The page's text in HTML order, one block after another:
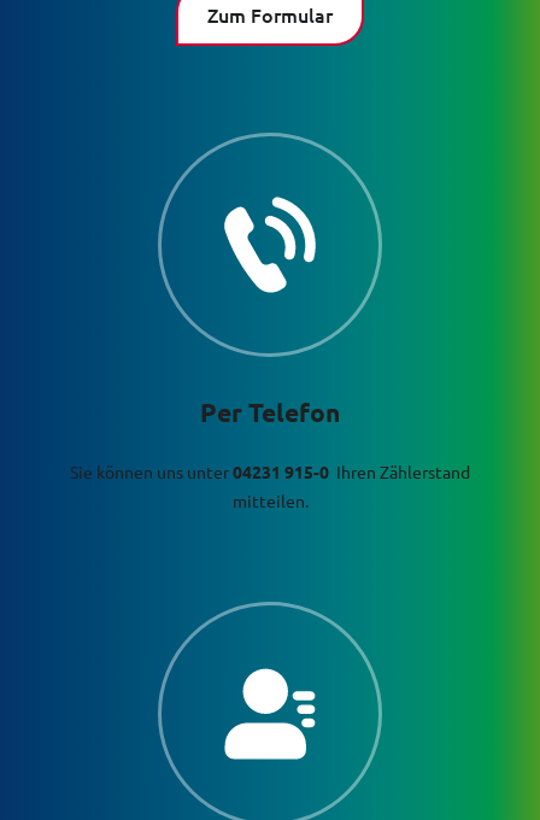
Zum Formular
Per Telefon
Sie können uns unter04231 915-0 Ihren Zählerstand
mitteilen.